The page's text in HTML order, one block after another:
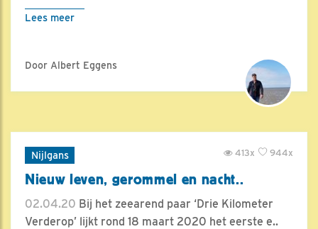
Lees meer
Door Albert Eggens
Nijlgans 944x
413x
Nieuw leven, gerommel en nacht..
02.04.20 Bij het zeearend paar ‘Drie Kilometer
Verderop’ lijkt rond 18 maart 2020 het eerste e..